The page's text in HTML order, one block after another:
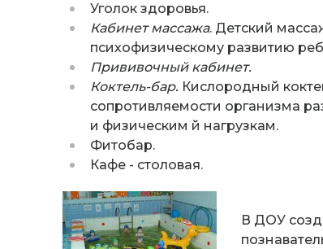
Уголок здоровья.
Кабинет массажа. Детский
психофизическому развитию
Прививочный кабинет.
Коктель-бар. Кислородный
сопротивляемости организма
и физическим й нагрузкам.
Фитобар.
Кафе - столовая.
В ДОУ